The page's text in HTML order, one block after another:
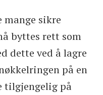
mange sikre
byttes rett som
dette ved å lagre
på en
tilgjengelig på